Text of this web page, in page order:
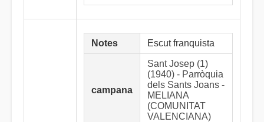
Notes Escut franquista
campana
Sant Josep (1)
(1940) - Parròquia
dels Sants Joans -
MELIANA
(COMUNITAT
VALENCIANA)